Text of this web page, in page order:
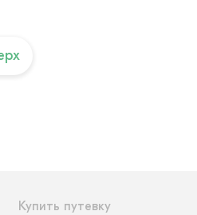
Купить путевку